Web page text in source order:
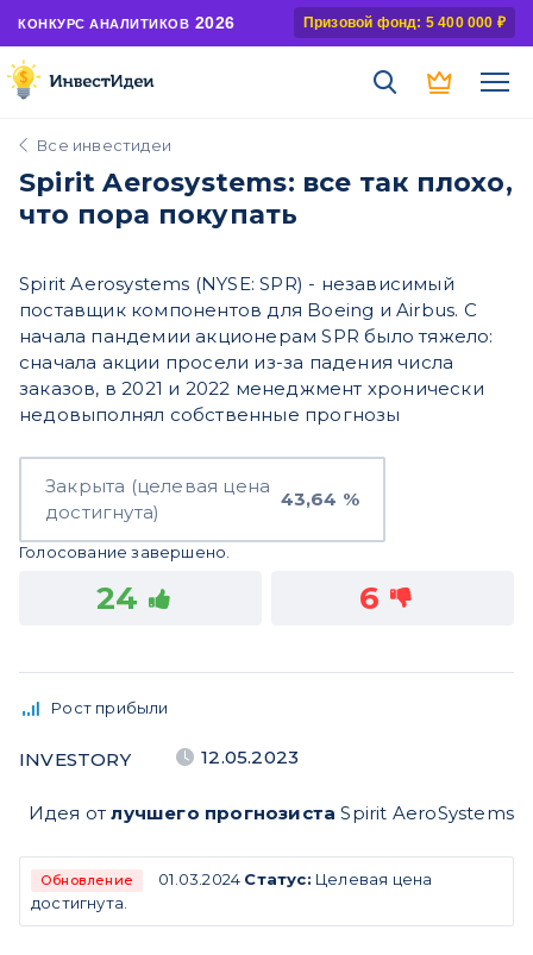
КОНКУРС АНАЛИТИКОВ 2026 Призовой фонд: 5 400 000 ₽
Все инвестидеи
Spirit Aerosystems: все так плохо,
что пора покупать
Spirit Aerosystems (NYSE: SPR) - независимый
поставщик компонентов для Boeing и Airbus. С
начала пандемии акционерам SPR было тяжело:
сначала акции просели из-за падения числа
заказов, в 2021 и 2022 менеджмент хронически
недовыполнял собственные прогнозы
Закрыта (целевая цена
достигнута)
43,64 %
Голосование завершено.
24 6
Рост прибыли
INVESTORY 12.05.2023
Идея отлучшего прогнозиста Spirit AeroSystems
Обновление 01.03.2024 Статус: Целевая цена
достигнута.